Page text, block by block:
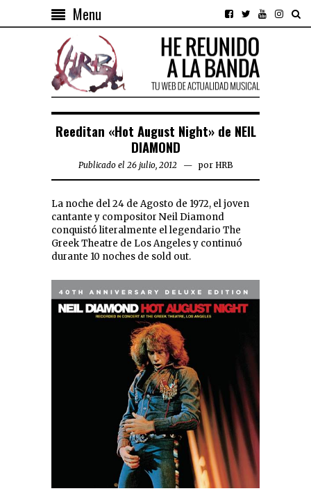
Menu
Reeditan «Hot August Night» de NEIL
DIAMOND
Publicado el 26 julio, 2012 por HRB
La noche del 24 de Agosto de 1972, el joven
cantante y compositor Neil Diamond
conquistó literalmente el legendario The
Greek Theatre de Los Angeles y continuó
durante 10 noches de sold out.